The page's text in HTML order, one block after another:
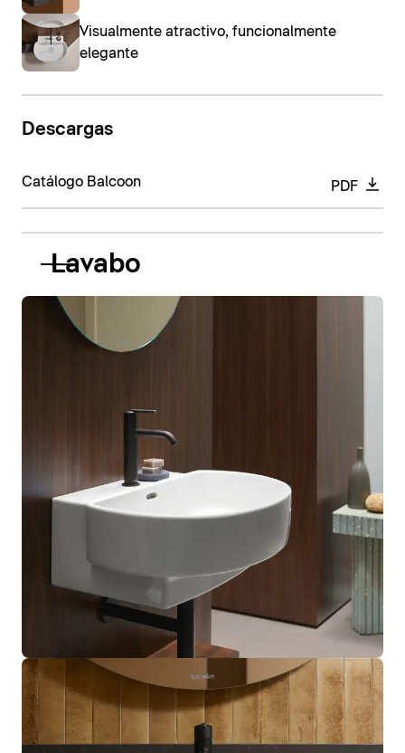
Visualmente atractivo, funcionalmente
elegante
Descargas
Catálogo Balcoon PDF
Lavabo